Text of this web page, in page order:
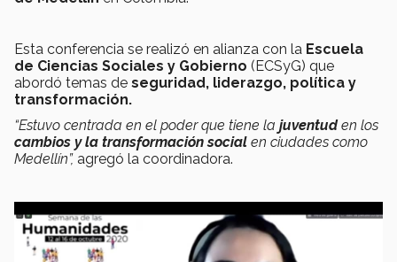
Esta conferencia se realizó en alianza con la Escuela
de Ciencias Sociales y Gobierno (ECSyG) que
abordó temas de seguridad, liderazgo, política y
transformación.
“Estuvo centrada en el poder que tiene la juventuden los
cambios y la transformación social en ciudades como
Medellín”, agregó la coordinadora.